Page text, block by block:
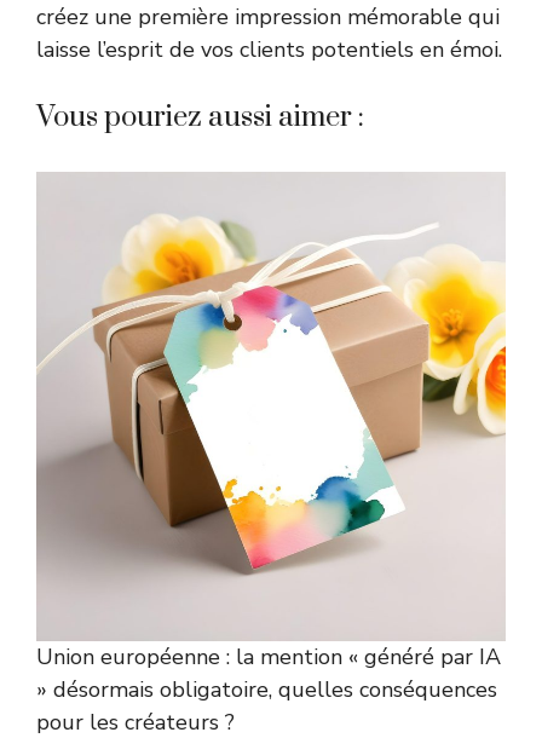
créez une première impression mémorable qui
laisse l’esprit de vos clients potentiels en émoi.
Vous pouriez aussi aimer :
Union européenne : la mention « généré par IA
» désormais obligatoire, quelles conséquences
pour les créateurs ?